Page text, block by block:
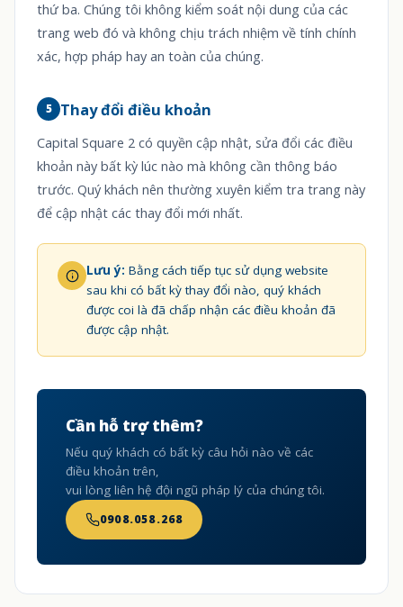
thứ ba. Chúng tôi không kiểm soát nội dung của các
trang web đó và không chịu trách nhiệm về tính chính
xác, hợp pháp hay an toàn của chúng.
5 Thay đổi điều khoản
Capital Square 2 có quyền cập nhật, sửa đổi các điều
khoản này bất kỳ lúc nào mà không cần thông báo
trước. Quý khách nên thường xuyên kiểm tra trang này
để cập nhật các thay đổi mới nhất.
Lưu ý: Bằng cách tiếp tục sử dụng website
sau khi có bất kỳ thay đổi nào, quý khách
được coi là đã chấp nhận các điều khoản đã
được cập nhật.
Cần hỗ trợ thêm?
Nếu quý khách có bất kỳ câu hỏi nào về các
điều khoản trên,
vui lòng liên hệ đội ngũ pháp lý của chúng tôi.
0908.058.268